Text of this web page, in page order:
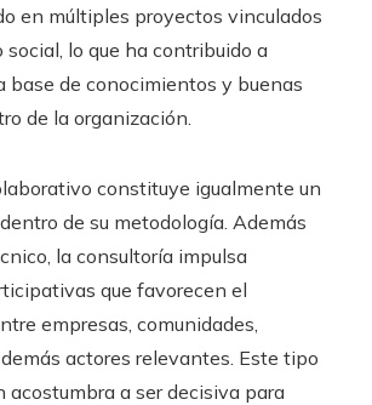
en múltiples proyectos vinculados
social, lo que ha contribuido a
base de conocimientos y buenas
de la organización.
constituye igualmente un
de su metodología. Además
la consultoría impulsa
que favorecen el
empresas, comunidades,
actores relevantes. Este tipo
acostumbra a ser decisiva para